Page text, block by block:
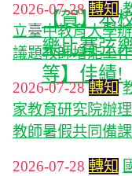
【賀】本
樂比賽弦
等】佳績!
2026-07-28轉知
立臺中教育大學
議題教師增能工
2026-07-28轉知
家教育研究院辦
教師暑假共同備課
2026-07-28 轉知